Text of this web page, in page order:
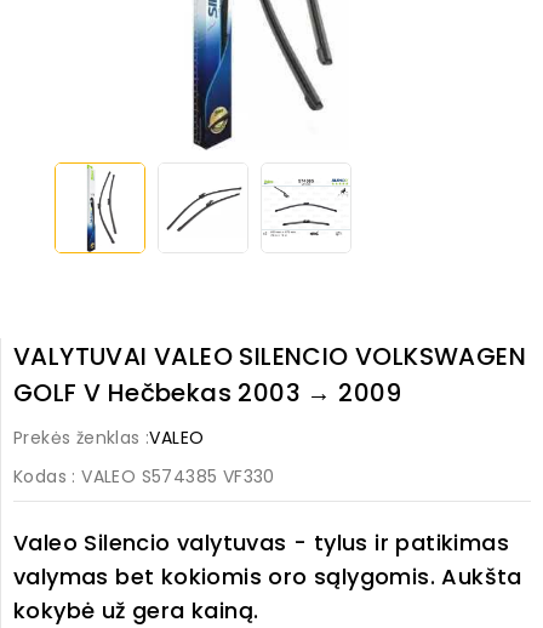
VALYTUVAI VALEO SILENCIO VOLKSWAGEN
GOLF V Hečbekas 2003 → 2009
Prekės ženklas :VALEO
Kodas : VALEO S574385 VF330
Valeo Silencio valytuvas - tylus ir patikimas
valymas bet kokiomis oro sąlygomis. Aukšta
kokybė už gera kainą.